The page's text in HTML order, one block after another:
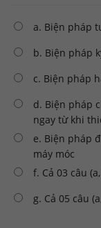
a. Biện pháp
b. Biện pháp
c. Biện pháp
d. Biện pháp
ngay từ khi
e. Biện pháp
máy móc
f. Cả 03 câu
g. Cả 05 câu